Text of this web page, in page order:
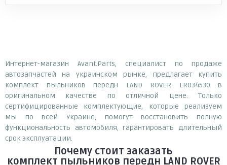
Интернет-магазин Avant.Parts, специалист по продаже
автозапчастей на украинском рынке, предлагает купить
комплект пыльников передн LAND ROVER LR034530 в
оригинальном качестве по отличной цене. Только
сертифицированные комплектующие, которые реализуем
мы по всей Украине, помогут восстановить полную
функциональность автомобиля, гарантировать длительный
срок эксплуатации.
Почему стоит заказать
комплект пыльников передн LAND ROVER